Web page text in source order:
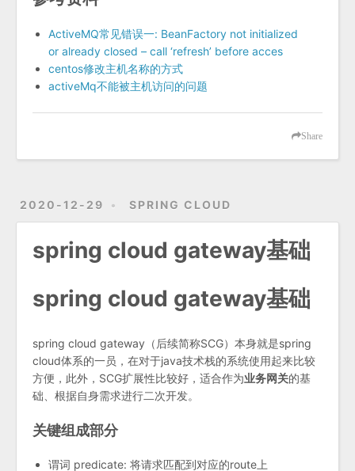
ActiveMQ常见错误一: BeanFactory not initialized
or already closed – call ‘refresh’ before acces
centos修改主机名称的方式
activeMq不能被主机访问的问题
Share
2020-12-29 SPRING CLOUD
spring cloud gateway基础
spring cloud gateway基础
spring cloud gateway（后续简称SCG）本身就是spring
cloud体系的一员，在对于java技术栈的系统使用起来比较
方便，此外，SCG扩展性比较好，适合作为业务网关的基
础、根据自身需求进行二次开发。
关键组成部分
谓词 predicate: 将请求匹配到对应的route上